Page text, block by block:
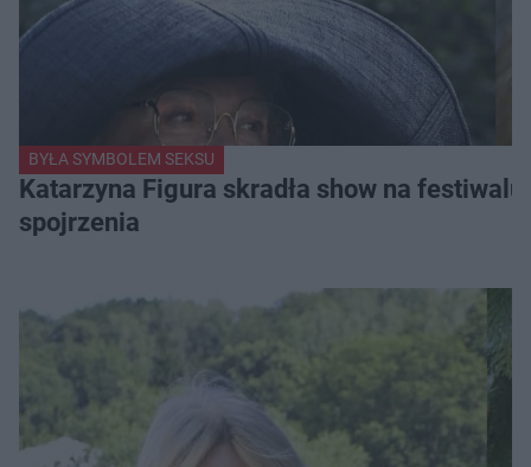
BYŁA SYMBOLEM SEKSU
Katarzyna Figura skradła show na
spojrzenia